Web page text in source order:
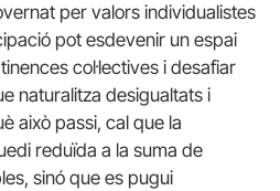
per valors individualistes
pot esdevenir un espai
col·lectives i desafiar
naturalitza desigualtats i
això passi, cal que la
reduïda a la suma de
sinó que es pugui